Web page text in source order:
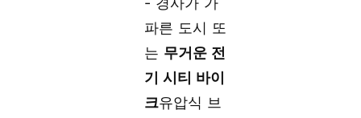
파른 도시 또
는 무거운 전
기 시티 바이
크유압식 브